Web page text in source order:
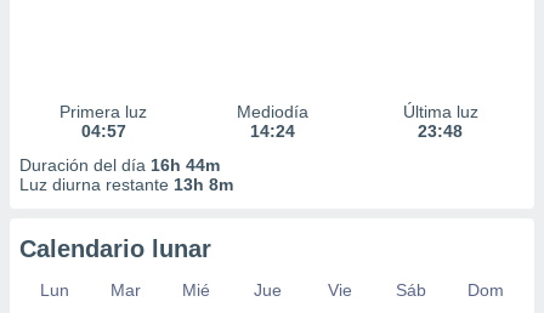
Primera luz
04:57
Mediodía
14:24
Última luz
23:48
Duración del día 16h 44m
Luz diurna restante 13h 8m
Calendario lunar
Lun Mar Mié Jue Vie Sáb
Dom